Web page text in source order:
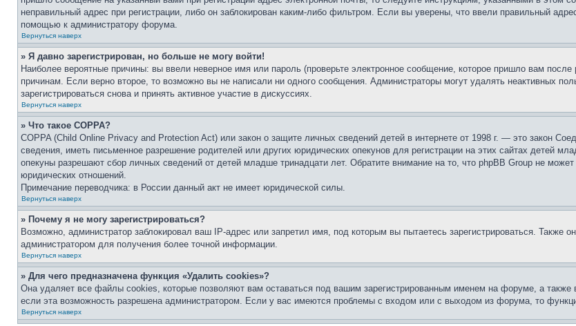
неправильный адрес при регистрации, либо он заблокирован каким-либо фильтром. Если вы уверены, что ввели правильный
помощью к администратору форума.
Вернуться наверх
» Я давно зарегистрирован, но больше не могу войти!
Наиболее вероятные причины: вы ввели неверное имя или пароль (проверьте электронное сообщение, которое пришло вам
причинам. Если верно второе, то возможно вы не написали ни одного сообщения. Администраторы могут удалять неактивных
зарегистрироваться снова и принять активное участие в дискуссиях.
Вернуться наверх
» Что такое COPPA?
COPPA (Child Online Privacy and Protection Act) или закон о защите личных сведений детей в интернете от 1998 г. — это закон
сведения, иметь письменное разрешение родителей или других юридических опекунов для регистрации на этих сайтах детей
опекуны разрешают сбор личных сведений от детей младше тринадцати лет. Обратите внимание на то, что phpBB Group не
юридических отношений.
Примечание переводчика: в России данный акт не имеет юридической силы.
Вернуться наверх
» Почему я не могу зарегистрироваться?
Возможно, администратор заблокировал ваш IP-адрес или запретил имя, под которым вы пытаетесь зарегистрироваться. Также
администратором для получения более точной информации.
Вернуться наверх
» Для чего предназначена функция «Удалить cookies»?
Она удаляет все файлы cookies, которые позволяют вам оставаться под вашим зарегистрированным именем на форуме, а также
если эта возможность разрешена администратором. Если у вас имеются проблемы с входом или с выходом из форума, то
Вернуться наверх